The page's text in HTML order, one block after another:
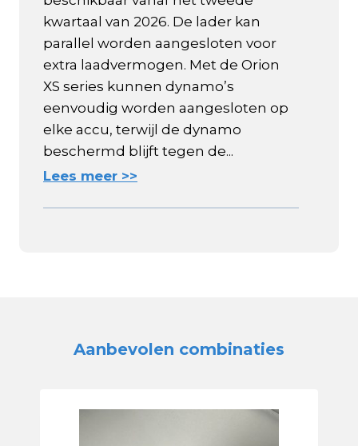
kwartaal van 2026. De lader kan
parallel worden aangesloten voor
extra laadvermogen. Met de Orion
XS series kunnen dynamo’s
eenvoudig worden aangesloten op
elke accu, terwijl de dynamo
beschermd blijft tegen de...
Lees meer >>
Aanbevolen combinaties